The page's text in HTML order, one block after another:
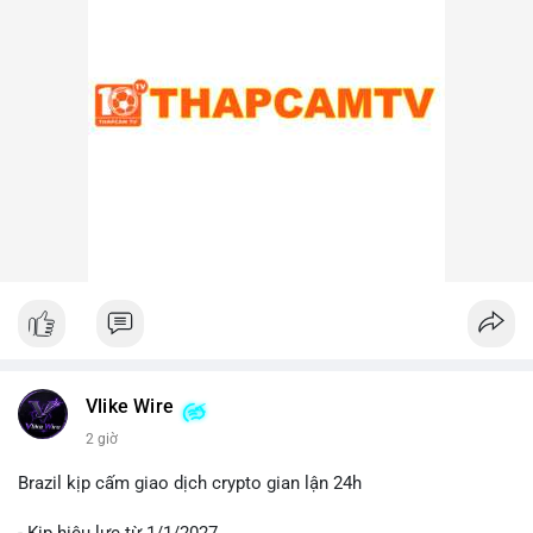
Lời khuyên cho nhà đầu tư nhỏ lẻ:
Nhà đầu tư nên theo dõi sát các địa chỉ ví nhận trong giao dịch
#44btc #vilanh
Vlike Wire
2 giờ
Brazil kịp cấm giao dịch crypto gian lận 24h